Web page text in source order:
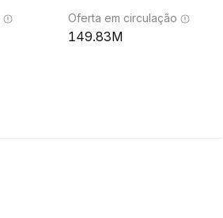
Oferta em circulação
149.83M